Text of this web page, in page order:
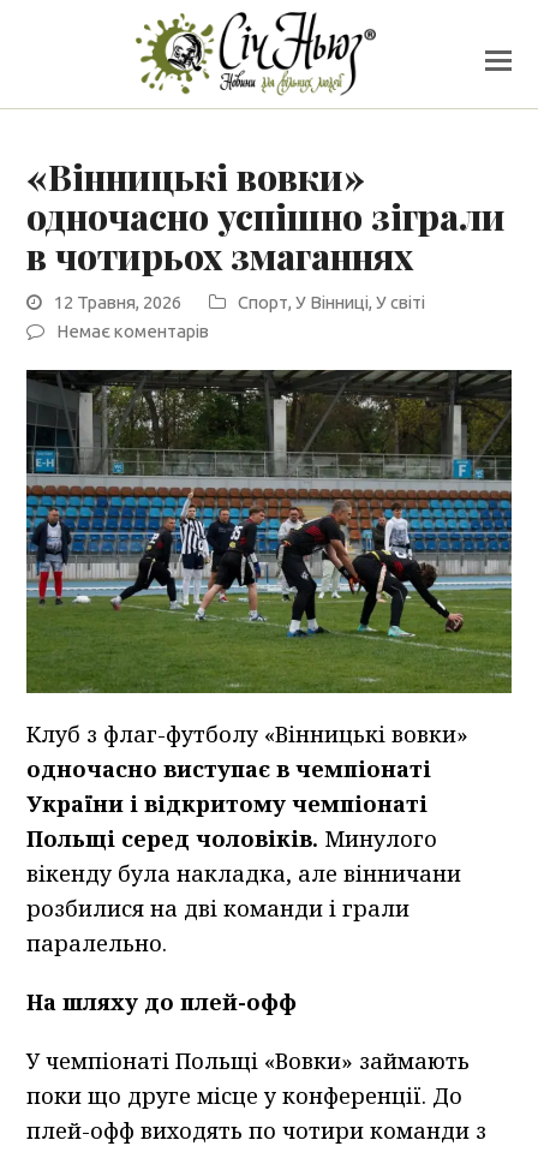
«Вінницькі вовки»
одночасно успішно зіграли
в чотирьох змаганнях
12 Травня, 2026 Спорт,У Вінниці,У світі
Немає коментарів
Клуб з флаг-футболу «Вінницькі вовки»
одночасно виступає в чемпіонаті
України і відкритому чемпіонаті
Польщі серед чоловіків. Минулого
вікенду була накладка, але вінничани
розбилися на дві команди і грали
паралельно.
На шляху до плей-офф
У чемпіонаті Польщі «Вовки» займають
поки що друге місце у конференції. До
плей-офф виходять по чотири команди з